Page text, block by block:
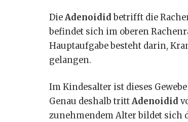
DieAdenoididbetrifft die
befindet sich im oberen
Hauptaufgabe besteht darin,
gelangen.
Im Kindesalter ist dieses
Genau deshalb trittAdenoidid
zunehmendem Alter bildet sich